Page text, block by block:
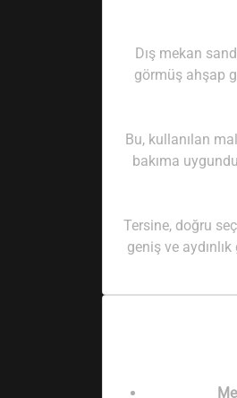
Dış mekan
görmüş ahşap
Bu, kullanılan
bakıma
Tersine, doğru
geniş ve